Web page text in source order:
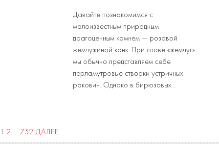
Давайте познакомимся с
малоизвестным природным
драгоценным камнем — розовой
жемчужиной конк. При слове «жемчуг»
мы обычно представляем себе
перламутровые створки устричных
раковин. Однако в бирюзовых…
1 2 … 752 ДАЛЕЕ